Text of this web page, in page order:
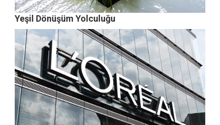
Yeşil Dönüşüm Yolculuğu